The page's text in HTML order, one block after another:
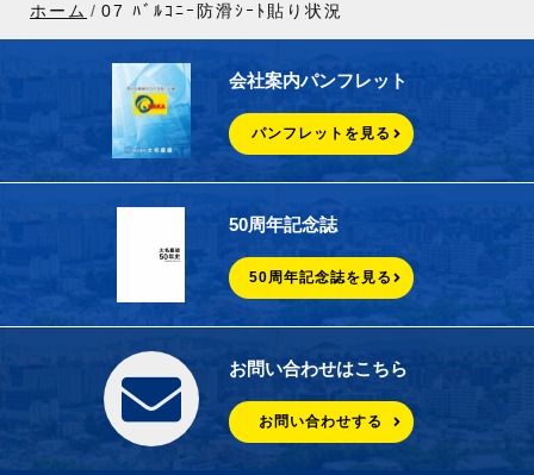
ホーム 07 ﾊﾞﾙｺﾆｰ防滑ｼｰﾄ貼り状況
会社案内パンフレット
パンフレットを見る
50周年記念誌
50周年記念誌を見る
お問い合わせはこちら
お問い合わせする